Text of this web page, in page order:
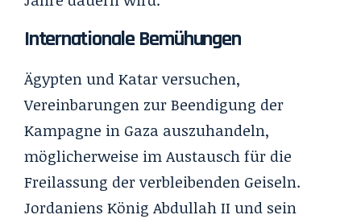
Internationale Bemühungen
Ägypten und Katar versuchen,
Vereinbarungen zur Beendigung der
Kampagne in Gaza auszuhandeln,
möglicherweise im Austausch für die
Freilassung der verbleibenden Geiseln.
Jordaniens König Abdullah II und sein